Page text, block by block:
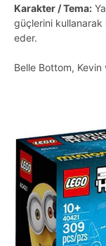
Karakter / Tema:
güçlerini kullanarak
eder.
Belle Bottom,